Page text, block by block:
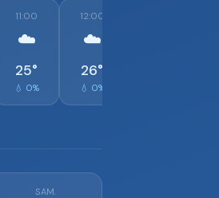
11:00
☁️
25°
💧 0%
12:00
☁️
26°
💧 0%
SAM.